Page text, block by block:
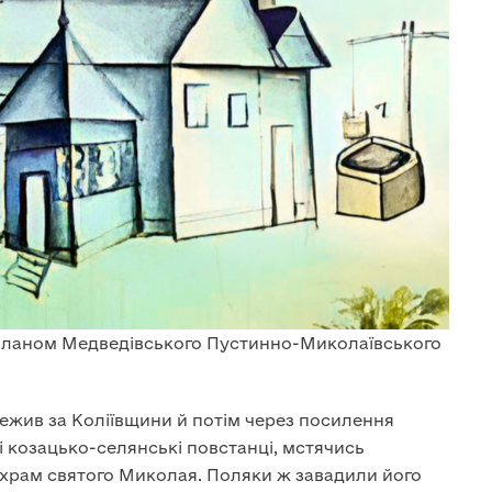
Медведівського Пустинно-Миколаївського
за Коліївщини й потім через посилення
козацько-селянські повстанці, мстячись
святого Миколая. Поляки ж завадили його